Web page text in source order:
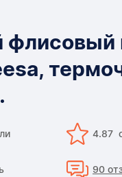
флисовый
4.87
90